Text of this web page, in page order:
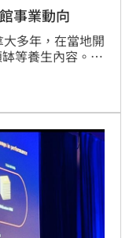
事業動向
多年，在當地開
等養生內容。近
業新動向。